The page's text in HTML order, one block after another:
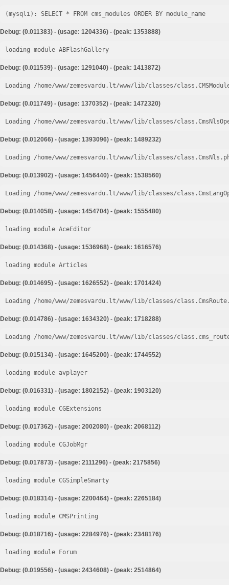
Debug: (0.011383) - (usage: 1204336) - (peak: 1353888)
loading module ABFlashGallery
Debug: (0.011539) - (usage: 1291040) - (peak: 1413872)
Loading /home/www/zemesvardu.lt/www/lib/classes/
Debug: (0.011749) - (usage: 1370352) - (peak: 1472320)
Loading /home/www/zemesvardu.lt/www/lib/classes/
Debug: (0.012066) - (usage: 1393096) - (peak: 1489232)
Loading /home/www/zemesvardu.lt/www/lib/classes/
Debug: (0.013902) - (usage: 1456440) - (peak: 1538560)
Loading /home/www/zemesvardu.lt/www/lib/classes/
Debug: (0.014058) - (usage: 1454704) - (peak: 1555480)
loading module AceEditor
Debug: (0.014368) - (usage: 1536968) - (peak: 1616576)
loading module Articles
Debug: (0.014695) - (usage: 1626552) - (peak: 1701424)
Loading /home/www/zemesvardu.lt/www/lib/classes/
Debug: (0.014786) - (usage: 1634320) - (peak: 1718288)
Loading /home/www/zemesvardu.lt/www/lib/classes/
Debug: (0.015134) - (usage: 1645200) - (peak: 1744552)
loading module avplayer
Debug: (0.016331) - (usage: 1802152) - (peak: 1903120)
loading module CGExtensions
Debug: (0.017362) - (usage: 2002080) - (peak: 2068112)
loading module CGJobMgr
Debug: (0.017873) - (usage: 2111296) - (peak: 2175856)
loading module CGSimpleSmarty
Debug: (0.018314) - (usage: 2200464) - (peak: 2265184)
loading module CMSPrinting
Debug: (0.018716) - (usage: 2284976) - (peak: 2348176)
loading module Forum
Debug: (0.019556) - (usage: 2434608) - (peak: 2514864)